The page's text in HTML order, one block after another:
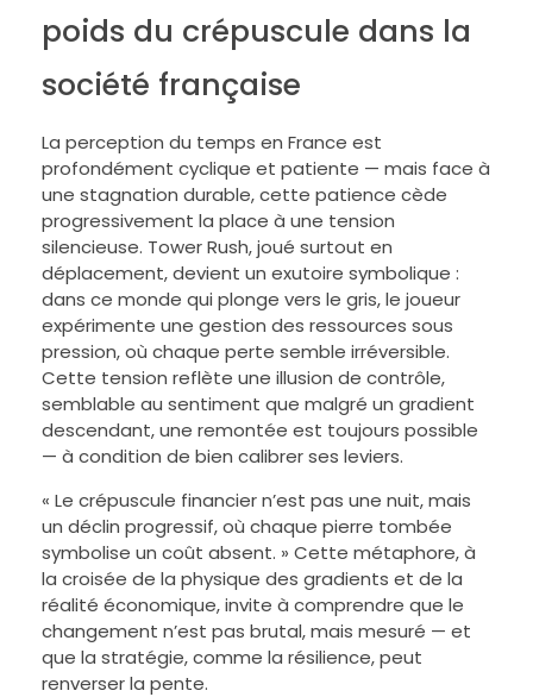
poids du crépuscule dans la
société française
La perception du temps en France est
profondément cyclique et patiente — mais face à
une stagnation durable, cette patience cède
progressivement la place à une tension
silencieuse. Tower Rush, joué surtout en
déplacement, devient un exutoire symbolique :
dans ce monde qui plonge vers le gris, le joueur
expérimente une gestion des ressources sous
pression, où chaque perte semble irréversible.
Cette tension reflète une illusion de contrôle,
semblable au sentiment que malgré un gradient
descendant, une remontée est toujours possible
— à condition de bien calibrer ses leviers.
« Le crépuscule financier n’est pas une nuit, mais
un déclin progressif, où chaque pierre tombée
symbolise un coût absent. » Cette métaphore, à
la croisée de la physique des gradients et de la
réalité économique, invite à comprendre que le
changement n’est pas brutal, mais mesuré — et
que la stratégie, comme la résilience, peut
renverser la pente.